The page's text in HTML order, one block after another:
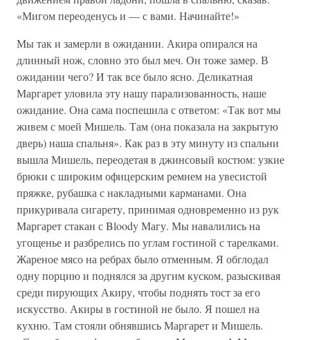
«Мигом переоденусь и — с вами. Начинайте!»
Мы так и замерли в ожидании. Акира опирался на
длинный нож, словно это был меч. Он тоже замер. В
ожидании чего? И так все было ясно. Деликатная
Маргарет уловила эту нашу парализованность, наше
ожидание. Она сама поспешила с ответом: «Так вот мы
живем с моей Мишель. Там (она показала на закрытую
дверь) наша спальня». Как раз в эту минуту из спальни
вышла Мишель, переодетая в джинсовый костюм: узкие
брюки с широким офицерским ремнем на увесистой
пряжке, рубашка с накладными карманами. Она
прикуривала сигарету, принимая одновременно из рук
Маргарет стакан с Bloody Магу. Мы навалились на
угощенье и разбрелись по углам гостиной с тарелками.
Жареное мясо на ребрах было отменным. Я обглодал
одну порцию и поднялся за другим куском, разыскивая
среди пирующих Акиру, чтобы поднять тост за его
искусство. Акиры в гостиной не было. Я пошел на
кухню. Там стояли обнявшись Маргарет и Мишель.